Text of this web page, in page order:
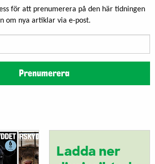
för att prenumerera på den här tidningen
om nya artiklar via e-post.
Prenumerera